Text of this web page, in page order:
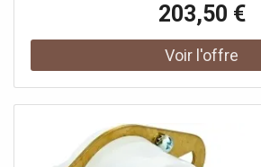
gateway compatible Matter et
kit : 1 × Serrure intelligente EZVIZ
Gateway EZVIZ A3-R200 1 × Clavier
DL01CP Caractéristiques clés :
(Bluetooth) + gestion des
numériques Clavier DL01CP :
203,50 €